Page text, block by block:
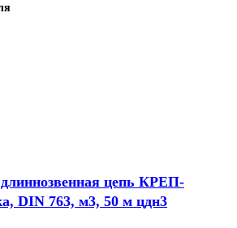
цепь КРЕП-
DIN 763, м3, 50 м цдн3